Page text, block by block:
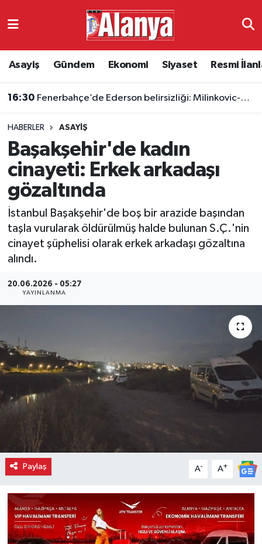
Asayiş Gündem Ekonomi Siyaset Resmi
16:30 Fenerbahçe’de Ederson belirsizliği: Milinkovic-Savic gündeme geldi
HABERLER ASAYIŞ
Başakşehir'de kadın
cinayeti: Erkek arkadaşı
gözaltında
İstanbul Başakşehir'de boş bir arazide başından
taşla vurularak öldürülmüş halde bulunan S.Ç.'nin
cinayet şüphelisi olarak erkek arkadaşı gözaltına
alındı.
20.06.2026 - 05:27
YAYINLANMA
Paylaş A- A+
Ekonomi
Resmi İlanlar
Alanyaspor
Turizm
Antalya Namaz Vakitleri
Antalya Trafik Yoğunluk Haritası
Süper Lig Puan Durumu ve Fikstür
Tüm Manşetler
Son Dakika Haberleri